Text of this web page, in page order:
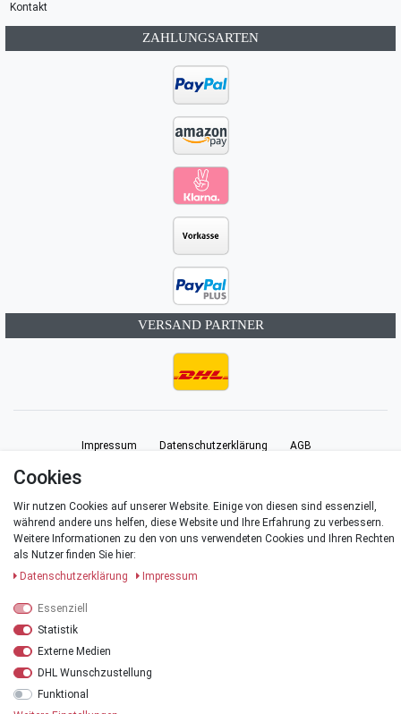
Kontakt
ZAHLUNGSARTEN
VERSAND PARTNER
Impressum Daten­schutz­erklärung AGB
Kontakt
**Versandkostenfrei innerhalb Deutschlands ab einem Warenwert von 20 €
Cookies
Wir nutzen Cookies auf unserer Website. Einige von diesen sind essenziell,
während andere uns helfen, diese Website und Ihre Erfahrung zu verbessern.
Weitere Informationen zu den von uns verwendeten Cookies und Ihren Rechten
als Nutzer finden Sie hier:
Daten­schutz­erklärung
Impressum
Essenziell
Statistik
Externe Medien
DHL Wunschzustellung
Funktional